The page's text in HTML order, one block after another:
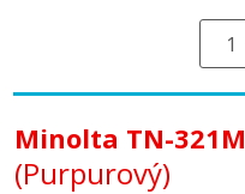
Minolta TN-321M
(Purpurový)